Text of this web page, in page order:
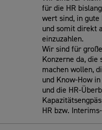
für die HR
wert sind, in
und somit direkt
einzuzahlen.
Wir sind für
Konzerne da,
machen wollen,
und Know-How
und die HR-
HR bzw.